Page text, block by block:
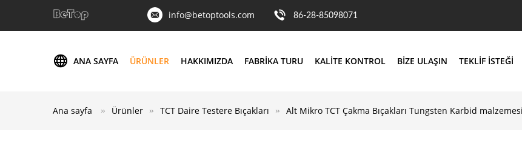
info@betoptools.com 86-28-85098071
ANA SAYFA ÜRÜNLER HAKKIMIZDA FABRIKA TURU KALITE KONTROL BIZE ULAŞIN TEKLIF ISTEĞI
Ana sayfa Ürünler TCT Daire Testere Bıçakları Alt Mikro TCT Çakma Bıçakları Tungsten Karbid